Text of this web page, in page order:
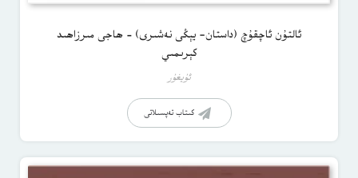
ئالتۇن ئاچقۇچ (داستان- يېڭى نەشىرى) – ھاجى مىرزاھىد
كېرىمىي
ئۇيغۇر
كىتاب تەپسىلاتى